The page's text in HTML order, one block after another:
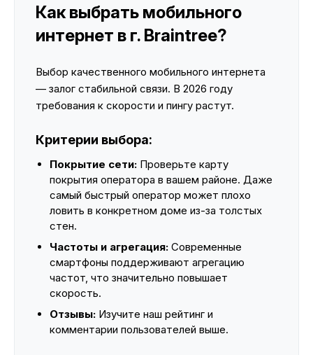
Как выбрать мобильного
интернет в г. Braintree?
Выбор качественного мобильного интернета
— залог стабильной связи. В 2026 году
требования к скорости и пингу растут.
Критерии выбора:
Покрытие сети: Проверьте карту
покрытия оператора в вашем районе. Даже
самый быстрый оператор может плохо
ловить в конкретном доме из-за толстых
стен.
Частоты и агрегация: Современные
смартфоны поддерживают агрегацию
частот, что значительно повышает
скорость.
Отзывы: Изучите наш рейтинг и
комментарии пользователей выше.